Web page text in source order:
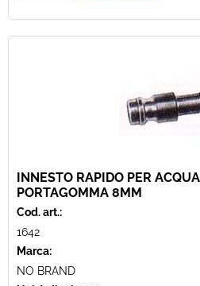
INNESTO RAPIDO PER
PORTAGOMMA 8MM
Cod. art.:
1642
Marca:
NO BRAND